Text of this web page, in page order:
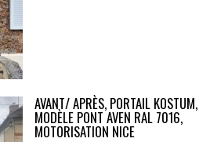
AVANT/ APRÈS, PORTAIL KOSTUM,
MODÈLE PONT AVEN RAL 7016,
MOTORISATION NICE